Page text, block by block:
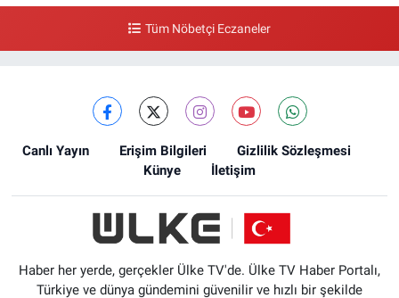
Tüm Nöbetçi Eczaneler
Canlı Yayın Erişim Bilgileri
Gizlilik Sözleşmesi
Künye
İletişim
Haber her yerde, gerçekler Ülke TV'de. Ülke TV Haber Portalı,
Türkiye ve dünya gündemini güvenilir ve hızlı bir şekilde